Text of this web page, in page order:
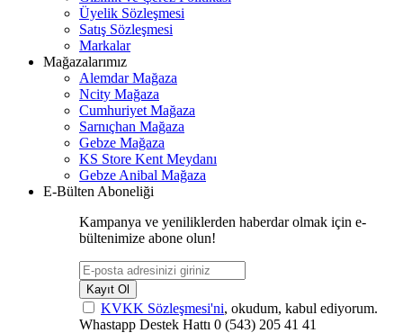
Üyelik Sözleşmesi
Satış Sözleşmesi
Markalar
Mağazalarımız
Alemdar Mağaza
Ncity Mağaza
Cumhuriyet Mağaza
Sarnıçhan Mağaza
Gebze Mağaza
KS Store Kent Meydanı
Gebze Anibal Mağaza
E-Bülten Aboneliği
Kampanya ve yeniliklerden haberdar olmak için e-
bültenimize abone olun!
Kayıt Ol
KVKK Sözleşmesi'ni, okudum, kabul ediyorum.
Whastapp Destek Hattı 0 (543) 205 41 41